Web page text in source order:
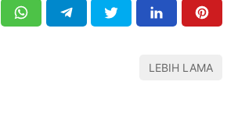
LEBIH LAMA